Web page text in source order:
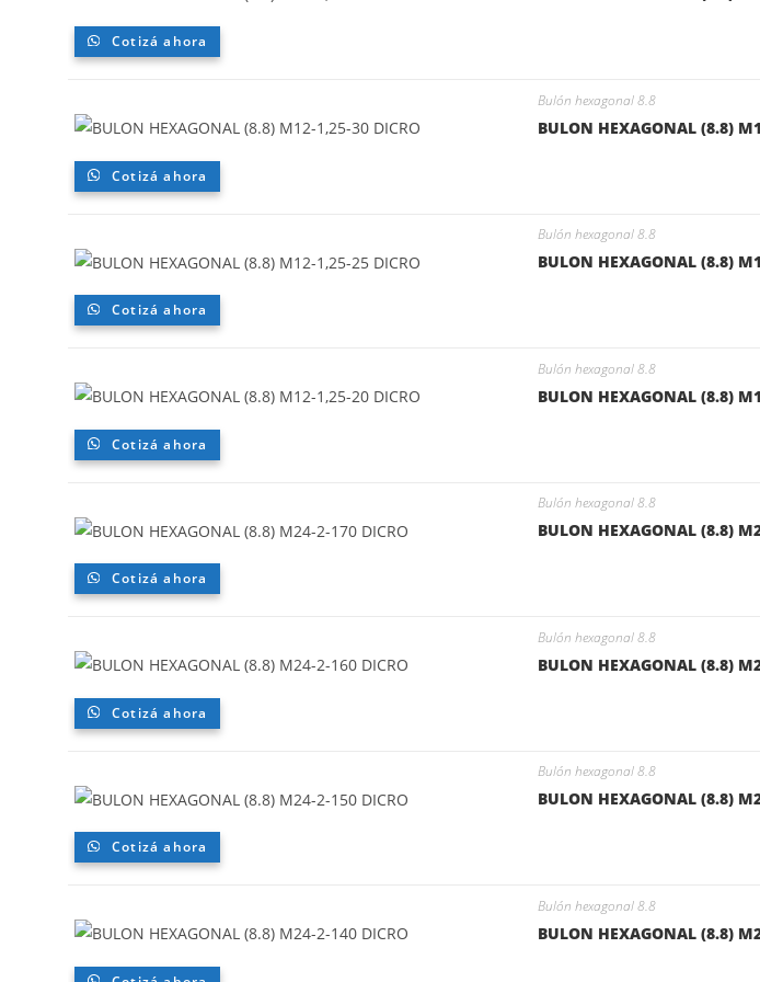
Cotizá ahora
Bulón hexagonal 8.8
BULON HEXAGONAL (8.8)
Cotizá ahora
Bulón hexagonal 8.8
BULON HEXAGONAL (8.8)
Cotizá ahora
Bulón hexagonal 8.8
BULON HEXAGONAL (8.8)
Cotizá ahora
Bulón hexagonal 8.8
BULON HEXAGONAL (8.8)
Cotizá ahora
Bulón hexagonal 8.8
BULON HEXAGONAL (8.8)
Cotizá ahora
Bulón hexagonal 8.8
BULON HEXAGONAL (8.8)
Cotizá ahora
Bulón hexagonal 8.8
BULON HEXAGONAL (8.8)